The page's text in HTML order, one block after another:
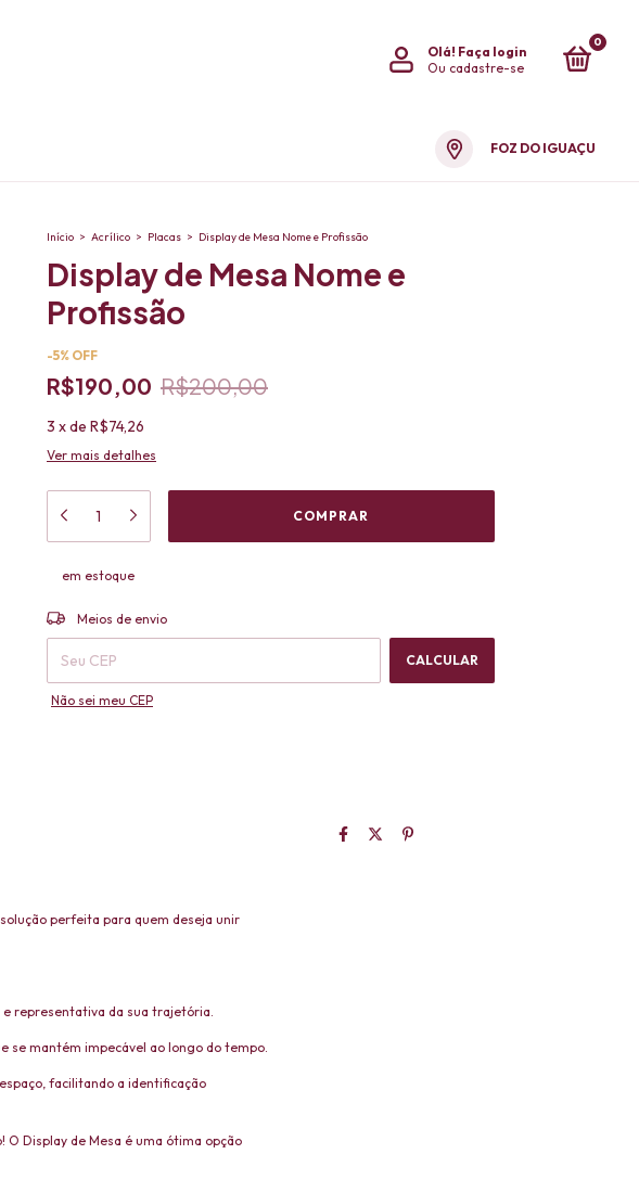
Olá! Faça login
Ou cadastre-se
0
FOZ DO IGUAÇU
Início > Acrílico > Placas > Display de Mesa Nome e Profissão
Display de Mesa Nome e
Profissão
-5% OFF
R$190,00 R$200,00
3 xde R$74,26
Ver mais detalhes
em estoque
Entregas para o CEP:
Meios de envio
CALCULAR
Não sei meu CEP
perfeita para quem deseja unir
representativa da sua trajetória.
se mantém impecável ao longo do tempo.
facilitando a identificação
Display de Mesa é uma ótima opção